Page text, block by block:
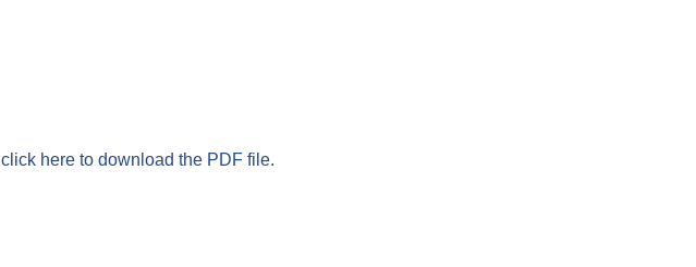
click here to download the PDF file.